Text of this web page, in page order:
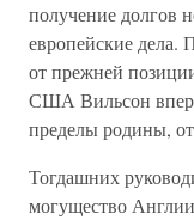
получение долгов
европейские дела.
от прежней
США Вильсон
пределы родины,
Тогдашних
могущество